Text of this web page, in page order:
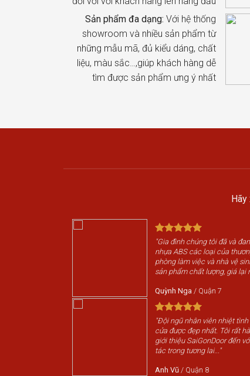
Sản phẩm đa dạng: Với hệ thống
showroom và nhiều sản phẩm từ
những mẫu mã, đủ kiểu dáng, chất
liệu, màu sắc…,giúp khách hàng dễ
tìm được sản phẩm ưng ý nhất
Hãy
"Gia đình chúng tôi đã và
nhựa ABS các loại của
phòng làm việc và nhà vệ
sản phẩm chất lượng, giá lại
Quỳnh Nga / Quận 7
"Đội ngũ nhân viên nhiệt
cửa được đẹp nhất. Tôi rất
giới thiệu SaiGonDoor đến
tác trong tương lai..."
Anh Vũ / Quận 8